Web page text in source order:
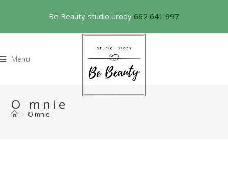
Be Beauty studio urody 662 641 997
Menu
O mnie
> O mnie